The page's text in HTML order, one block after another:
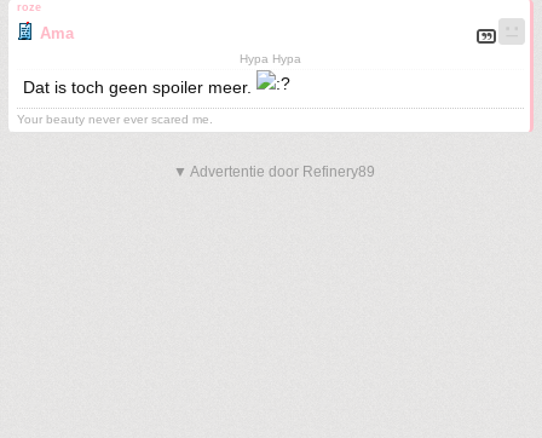
roze
Ama
Hypa Hypa
Dat is toch geen spoiler meer.
Your beauty never ever scared me.
▼ Advertentie door Refinery89